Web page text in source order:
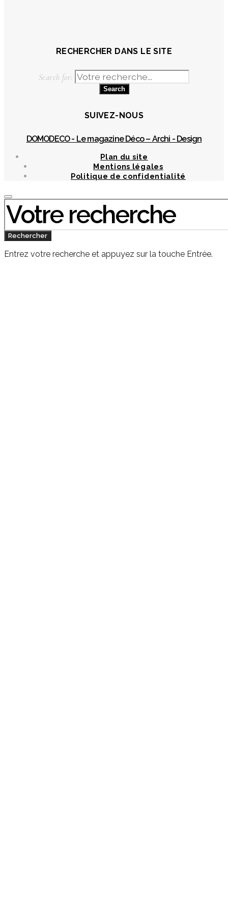
RECHERCHER DANS LE SITE
Search for:
SUIVEZ-NOUS
DOMODECO - Le magazine Déco – Archi - Design
Plan du site
Mentions légales
Politique de confidentialité
Chercher
Rechercher
Entrez votre recherche et appuyez sur la touche Entrée.